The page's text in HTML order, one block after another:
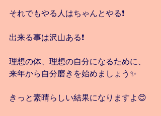
それでもやる人はちゃんとやる❗️
出来る事は沢山ある❗️
理想の体、理想の自分になるために、
来年から自分磨きを始めましょう✨
きっと素晴らしい結果になりますよ😊